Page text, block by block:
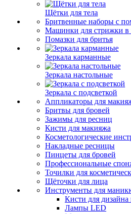
Щётки для тела
Бритвенные наборы с
Машинки для стрижки в
Помазки для бритья
Зеркала карманные
Зеркала настольные
Зеркала с подсветкой
Аппликаторы для
Бритвы для бровей
Зажимы для ресниц
Кисти для макияжа
Косметологические
Накладные ресницы
Пинцеты для бровей
Профессиональные
Точилки для
Щёточки для лица
Инструменты для
Кисти для
Лампы LED